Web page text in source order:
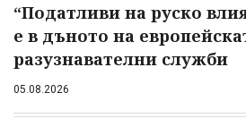
“Податливи на руско
е в дъното на
разузнавателни служби
05.08.2026